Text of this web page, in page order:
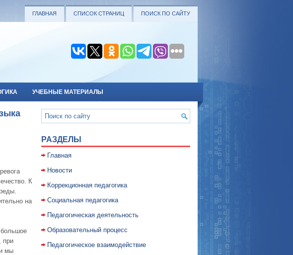
ГЛАВНАЯ СПИСОК СТРАНИЦ ПОИСК ПО САЙТУ
УЧЕБНЫЕ МАТЕРИАЛЫ
К
на
при
мы
РАЗДЕЛЫ
Главная
Новости
Коррекционная педагогика
Социальная педагогика
Педагогическая деятельность
Образовательный процесс
Педагогическое взаимодействие